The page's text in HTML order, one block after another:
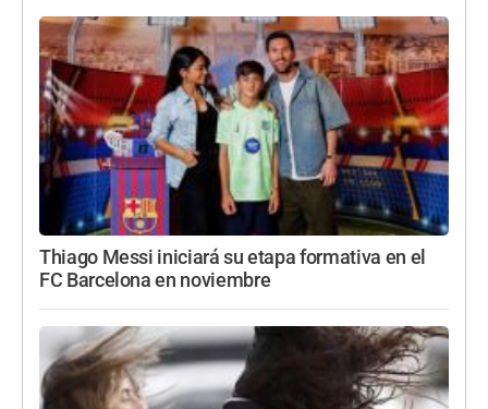
Thiago Messi iniciará su etapa formativa en el
FC Barcelona en noviembre